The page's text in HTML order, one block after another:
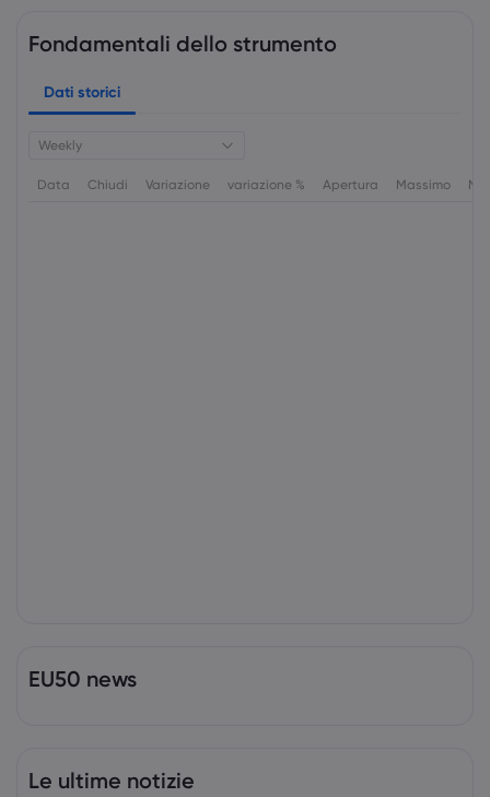
Fondamentali dello strumento
Dati storici
Weekly
Data Chiudi Variazione variazione % Apertura Massimo
EU50 news
Le ultime notizie